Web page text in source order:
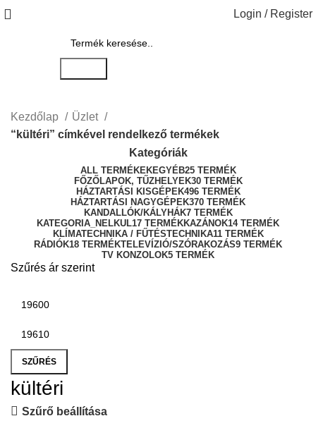
Login / Register
Kezdőlap
Üzlet
“kültéri” címkével rendelkező termékek
Kategóriák
ALL TERMÉKEKEGYÉB25 TERMÉK
FŐZŐLAPOK, TŰZHELYEK30 TERMÉK
HÁZTARTÁSI KISGÉPEK496 TERMÉK
HÁZTARTÁSI NAGYGÉPEK370 TERMÉK
KANDALLÓK/KÁLYHÁK7 TERMÉK
KATEGORIA_NELKUL17 TERMÉKKAZÁNOK14 TERMÉK
KLÍMATECHNIKA / FŰTÉSTECHNIKA11 TERMÉK
RÁDIÓK18 TERMÉKTELEVÍZIÓ/SZÓRAKOZÁS9 TERMÉK
TV KONZOLOK5 TERMÉK
Szűrés ár szerint
SZŰRÉS
kültéri
Szűrő beállítása